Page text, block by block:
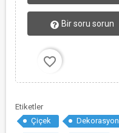
Bir soru sorun
favorite_border
Etiketler
Çiçek
Dekorasyon